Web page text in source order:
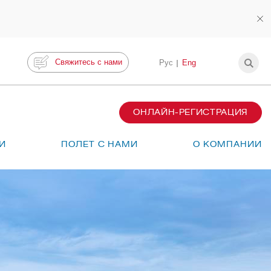
Свяжитесь с нами Рус Eng
ОНЛАЙН-РЕГИСТРАЦИЯ
ПОЛЕТ С НАМИ О КОМПАНИИ